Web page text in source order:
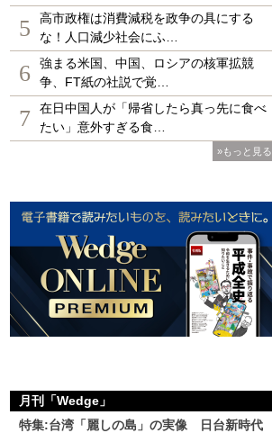
5
高市政権は消費減税を政争の具にする
な！人口減少社会にふ…
6
強まる米国、中国、ロシアの核軍拡競
争、FT紙の社説で覚…
7
在日中国人が「帰省したら真っ先に食べ
たい」意外すぎる食…
»もっと見る
月刊「Wedge」
特集:台湾「麗しの島」の実像 日台新時代